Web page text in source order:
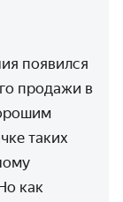
появился
продажи в
таких
как